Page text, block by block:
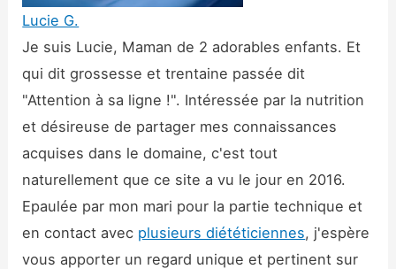
Lucie G.
Je suis Lucie, Maman de 2 adorables enfants. Et
qui dit grossesse et trentaine passée dit
"Attention à sa ligne !". Intéressée par la nutrition
et désireuse de partager mes connaissances
acquises dans le domaine, c'est tout
naturellement que ce site a vu le jour en 2016.
Epaulée par mon mari pour la partie technique et
en contact avec plusieurs diététiciennes, j'espère
vous apporter un regard unique et pertinent sur